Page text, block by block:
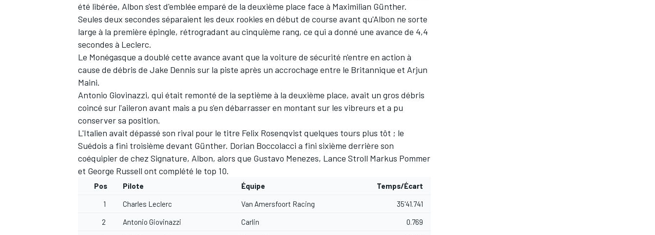
été libérée, Albon s'est d'emblée emparé de la deuxième place face à Maximilian Günther.
Seules deux secondes séparaient les deux rookies en début de course avant qu'Albon ne sorte
large à la première épingle, rétrogradant au cinquième rang, ce qui a donné une avance de 4,4
secondes à Leclerc.
Le Monégasque a doublé cette avance avant que la voiture de sécurité n'entre en action à
cause de débris de Jake Dennis sur la piste après un accrochage entre le Britannique et Arjun
Maini.
Antonio Giovinazzi, qui était remonté de la septième à la deuxième place, avait un gros débris
coincé sur l'aileron avant mais a pu s'en débarrasser en montant sur les vibreurs et a pu
conserver sa position.
L'Italien avait dépassé son rival pour le titre Felix Rosenqvist quelques tours plus tôt ; le
Suédois a fini troisième devant Günther. Dorian Boccolacci a fini sixième derrière son
coéquipier de chez Signature, Albon, alors que Gustavo Menezes, Lance Stroll Markus Pommer
et George Russell ont complété le top 10.
Pos Pilote Équipe Temps/Écart
1 Charles Leclerc Van Amersfoort Racing 35'41.741
2 Antonio Giovinazzi Carlin 0.769